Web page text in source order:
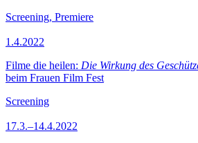
Screening, Premiere
1.4.2022
Filme die heilen: Die Wirkung des
beim Frauen Film Fest
Screening
17.3.–14.4.2022